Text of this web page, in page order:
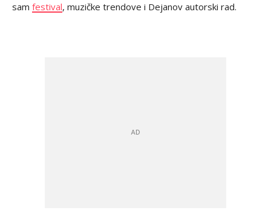
sam festival, muzičke trendove i Dejanov autorski rad.